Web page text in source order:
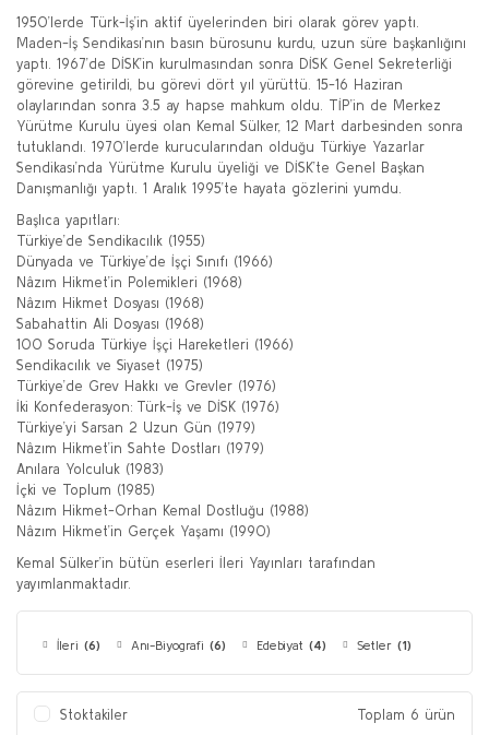
1950’lerde Türk-İş’in aktif üyelerinden biri olarak görev yaptı.
Maden-İş Sendikası’nın basın bürosunu kurdu, uzun süre başkanlığını
yaptı. 1967’de DİSK’in kurulmasından sonra DİSK Genel Sekreterliği
görevine getirildi, bu görevi dört yıl yürüttü. 15-16 Haziran
olaylarından sonra 3.5 ay hapse mahkum oldu. TİP’in de Merkez
Yürütme Kurulu üyesi olan Kemal Sülker, 12 Mart darbesinden sonra
tutuklandı. 1970’lerde kurucularından olduğu Türkiye Yazarlar
Sendikası’nda Yürütme Kurulu üyeliği ve DİSK’te Genel Başkan
Danışmanlığı yaptı. 1 Aralık 1995’te hayata gözlerini yumdu.
Başlıca yapıtları:
Türkiye’de Sendikacılık (1955)
Dünyada ve Türkiye’de İşçi Sınıfı (1966)
Nâzım Hikmet’in Polemikleri (1968)
Nâzım Hikmet Dosyası (1968)
Sabahattin Ali Dosyası (1968)
100 Soruda Türkiye İşçi Hareketleri (1966)
Sendikacılık ve Siyaset (1975)
Türkiye’de Grev Hakkı ve Grevler (1976)
İki Konfederasyon: Türk-İş ve DİSK (1976)
Türkiye’yi Sarsan 2 Uzun Gün (1979)
Nâzım Hikmet’in Sahte Dostları (1979)
Anılara Yolculuk (1983)
İçki ve Toplum (1985)
Nâzım Hikmet-Orhan Kemal Dostluğu (1988)
Nâzım Hikmet’in Gerçek Yaşamı (1990)
Kemal Sülker’in bütün eserleri İleri Yayınları tarafından
yayımlanmaktadır.
İleri (6) Anı-Biyografi (6) Edebiyat (4) Setler (1)
Stoktakiler Toplam 6 ürün